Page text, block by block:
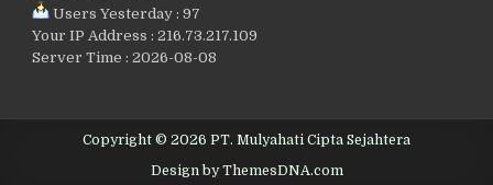
Users Yesterday : 97
Your IP Address : 216.73.217.109
Server Time : 2026-08-08
Copyright © 2026 PT. Mulyahati Cipta Sejahtera
Design by ThemesDNA.com